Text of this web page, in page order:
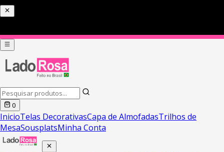
0
InicioTelas DecorativasCapa de AlmofadasTrilhos de
MesaSousplatsMinha Conta